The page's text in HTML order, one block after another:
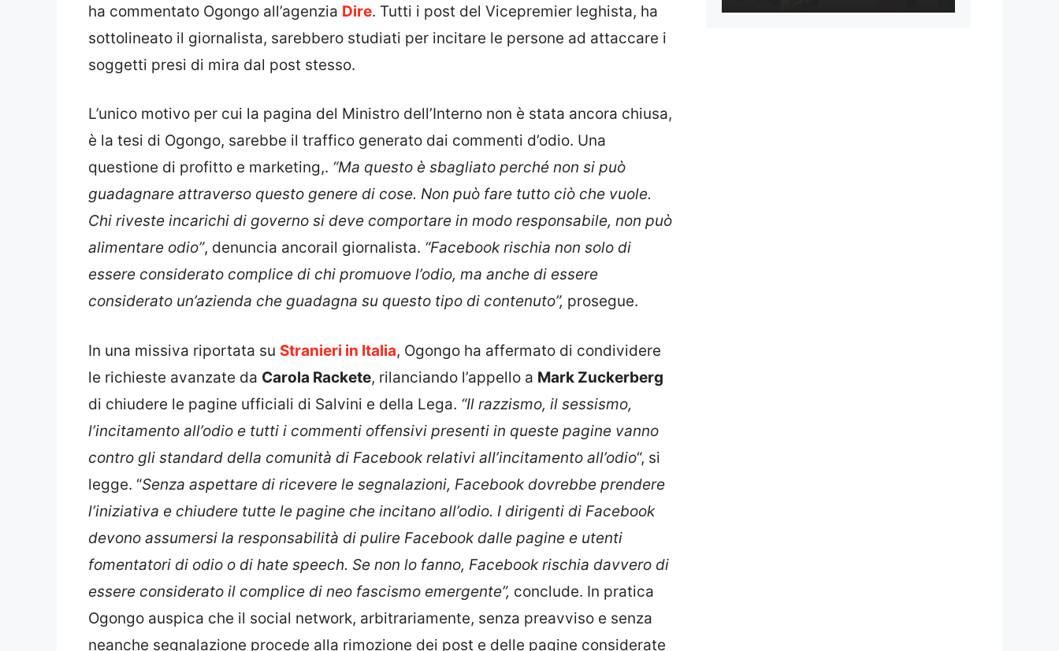
ha commentato Ogongo all’agenzia Dire. Tutti i post del Vicepremier leghista, ha
sottolineato il giornalista, sarebbero studiati per incitare le persone ad attaccare i
soggetti presi di mira dal post stesso.
L’unico motivo per cui la pagina del Ministro dell’Interno non è stata ancora chiusa,
è la tesi di Ogongo, sarebbe il traffico generato dai commenti d’odio. Una
questione di profitto e marketing,. “Ma questo è sbagliato perché non si può
guadagnare attraverso questo genere di cose. Non può fare tutto ciò che vuole.
Chi riveste incarichi di governo si deve comportare in modo responsabile, non può
alimentare odio”, denuncia ancorail giornalista. “Facebook rischia non solo di
essere considerato complice di chi promuove l’odio, ma anche di essere
considerato un’azienda che guadagna su questo tipo di contenuto”, prosegue.
In una missiva riportata su Stranieri in Italia, Ogongo ha affermato di condividere
le richieste avanzate da Carola Rackete, rilanciando l’appello a Mark Zuckerberg
di chiudere le pagine ufficiali di Salvini e della Lega. “Il razzismo, il sessismo,
l’incitamento all’odio e tutti i commenti offensivi presenti in queste pagine vanno
contro gli standard della comunità di Facebook relativi all’incitamento all’odio“, si
legge. “Senza aspettare di ricevere le segnalazioni, Facebook dovrebbe prendere
l’iniziativa e chiudere tutte le pagine che incitano all’odio. I dirigenti di Facebook
devono assumersi la responsabilità di pulire Facebook dalle pagine e utenti
fomentatori di odio o di hate speech. Se non lo fanno, Facebook rischia davvero di
essere considerato il complice di neo fascismo emergente”, conclude. In pratica
Ogongo auspica che il social network, arbitrariamente, senza preavviso e senza
neanche segnalazione procede alla rimozione dei post e delle pagine considerate